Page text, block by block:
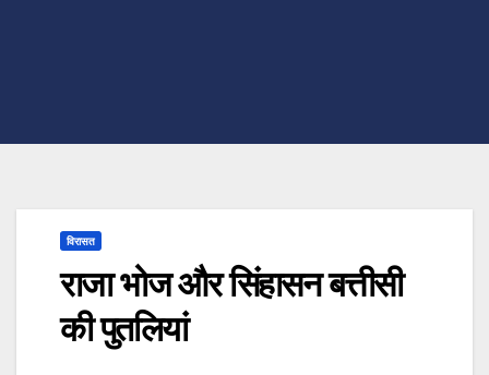
विरासत
राजा भोज और सिंहासन बत्तीसी
की पुतलियां